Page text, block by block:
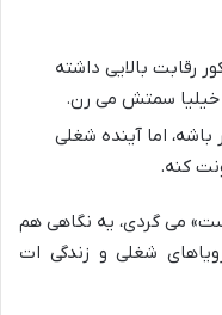
رقابت بالایی داشته
خیلیا سمتش می رن.
اما آینده شغلی
کنه.
می گردی، یه نگاهی هم
شغلی و زندگی ات